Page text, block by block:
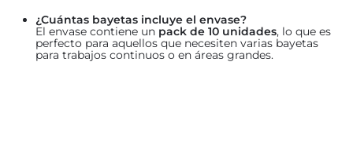
¿Cuántas bayetas incluye el envase?
El envase contiene un pack de 10 unidades, lo que es
perfecto para aquellos que necesiten varias bayetas
para trabajos continuos o en áreas grandes.